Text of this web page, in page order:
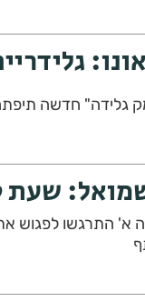
גלידה" חדשה תיפתח
שעת